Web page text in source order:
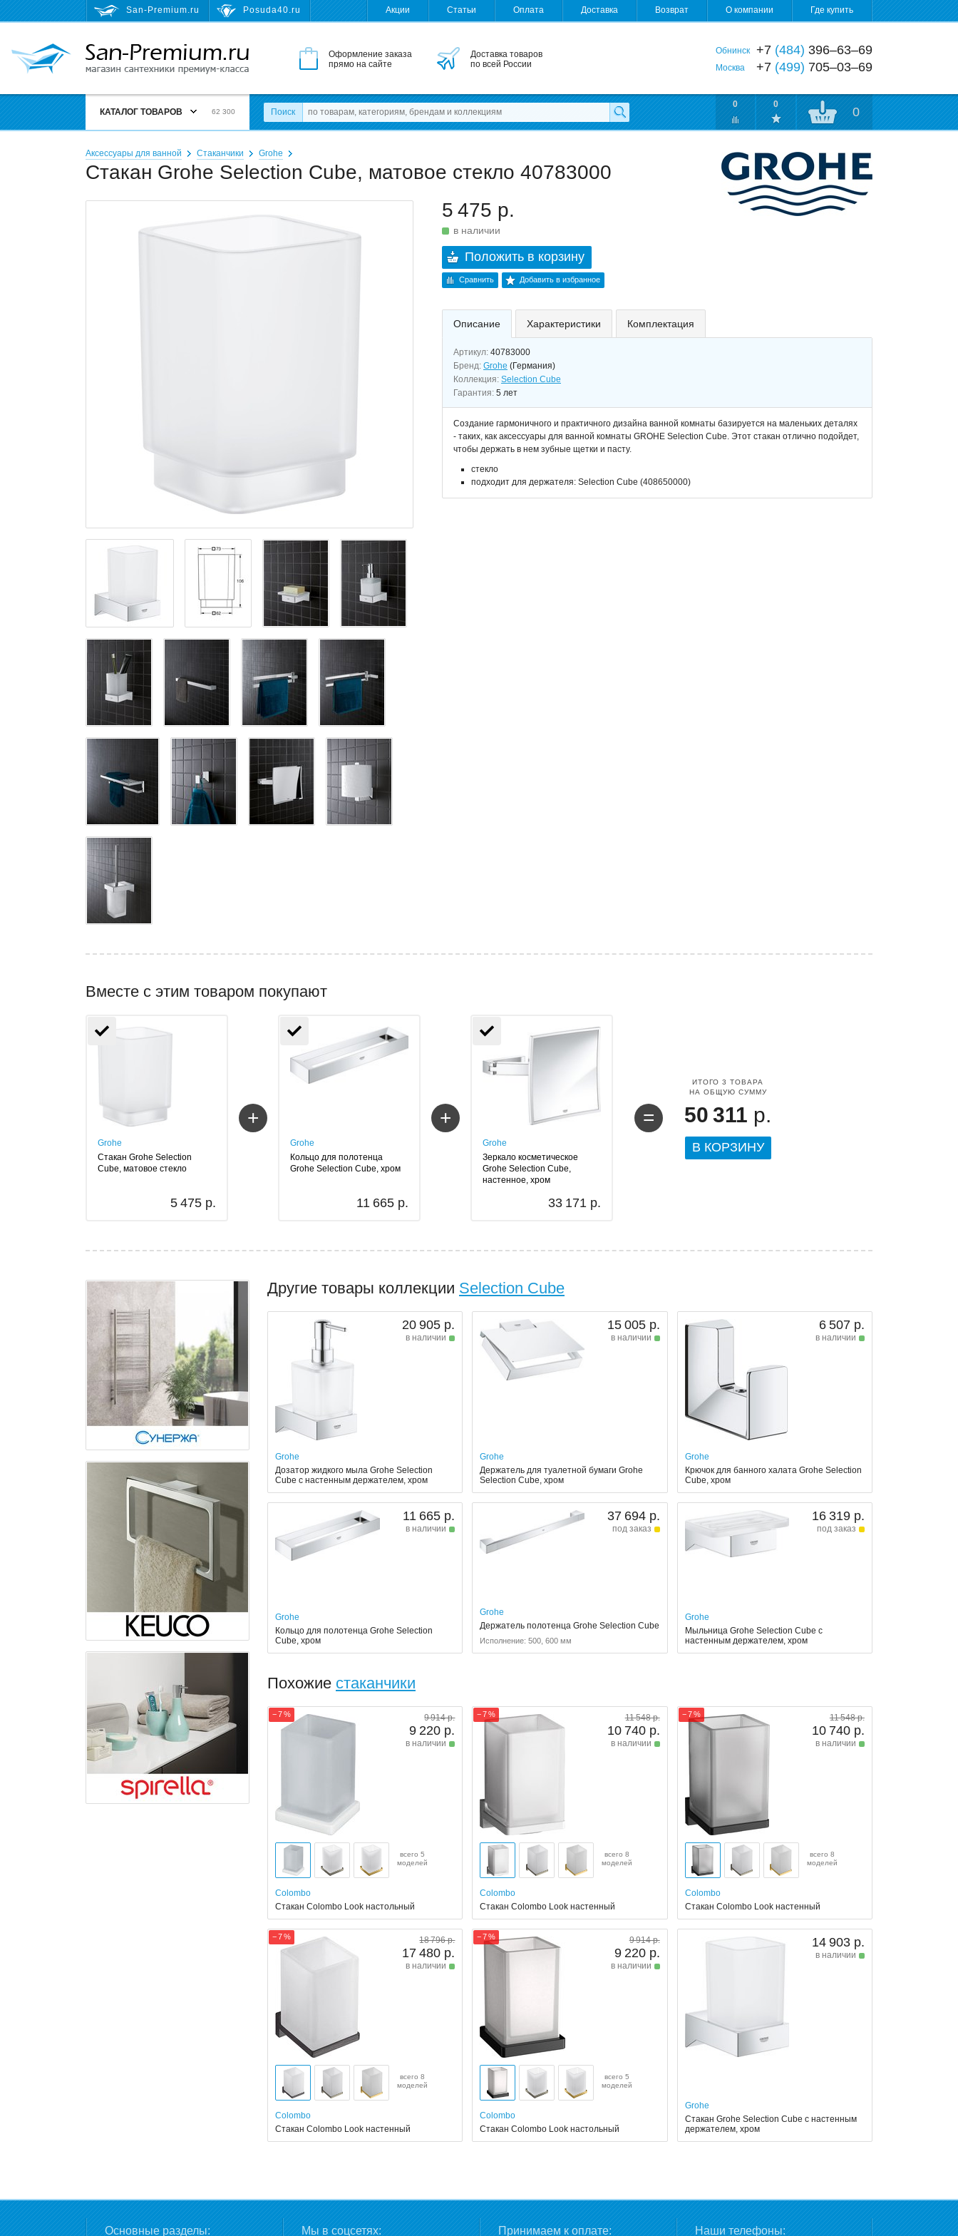
San-Premium.ru Posuda40.ru Акции Статьи Оплата Доставка Возврат О компании Где купить
Оформление заказа
прямо на сайте
Доставка товаров
по всей России
Обнинск +7 (484) 396‒63‒69
Москва +7 (499) 705‒03‒69
КАТАЛОГ ТОВАРОВ 62 300 Поиск
0 0
0
Аксессуары для ванной Стаканчики Grohe
Стакан Grohe Selection Cube, матовое стекло 40783000
5 475 р.
в наличии
Положить в корзину
Сравнить Добавить в избранное
Описание Характеристики Комплектация
Артикул: 40783000
Бренд: Grohe (Германия)
Коллекция: Selection Cube
Гарантия: 5 лет
Создание гармоничного и практичного дизайна ванной комнаты базируется на маленьких деталях
- таких, как аксессуары для ванной комнаты GROHE Selection Cube. Этот стакан отлично подойдет,
чтобы держать в нем зубные щетки и пасту.
стекло
подходит для держателя: Selection Cube (408650000)
Вместе с этим товаром покупают
Grohe
Стакан Grohe Selection
Cube, матовое стекло
5 475 р.
+
Grohe
Кольцо для полотенца
Grohe Selection Cube, хром
11 665 р.
+
Grohe
Зеркало косметическое
Grohe Selection Cube,
настенное, хром
33 171 р.
=
ИТОГО 3 ТОВАРА
НА ОБЩУЮ СУММУ
50 311 р.
В КОРЗИНУ
Другие товары коллекции Selection Cube
20 905 р.
в наличии
Grohe
Дозатор жидкого мыла Grohe Selection
Cube с настенным держателем, хром
15 005 р.
в наличии
Grohe
Держатель для туалетной бумаги Grohe
Selection Cube, хром
6 507 р.
в наличии
Grohe
Крючок для банного халата Grohe Selection
Cube, хром
11 665 р.
в наличии
Grohe
Кольцо для полотенца Grohe Selection
Cube, хром
37 694 р.
под заказ
Grohe
Держатель полотенца Grohe Selection Cube
Исполнение: 500, 600 мм
16 319 р.
под заказ
Grohe
Мыльница Grohe Selection Cube с
настенным держателем, хром
Похожие стаканчики
− 7 % 9 914 р.
9 220 р.
в наличии
всего 5
моделей
Colombo
Стакан Colombo Look настольный
− 7 % 11 548 р.
10 740 р.
в наличии
всего 8
моделей
Colombo
Стакан Colombo Look настенный
− 7 % 11 548 р.
10 740 р.
в наличии
всего 8
моделей
Colombo
Стакан Colombo Look настенный
− 7 % 18 796 р.
17 480 р.
в наличии
всего 8
моделей
Colombo
Стакан Colombo Look настенный
− 7 % 9 914 р.
9 220 р.
в наличии
всего 5
моделей
Colombo
Стакан Colombo Look настольный
14 903 р.
в наличии
Grohe
Стакан Grohe Selection Cube с настенным
держателем, хром
Основные разделы: Мы в соцсетях: Принимаем к оплате: Наши телефоны: